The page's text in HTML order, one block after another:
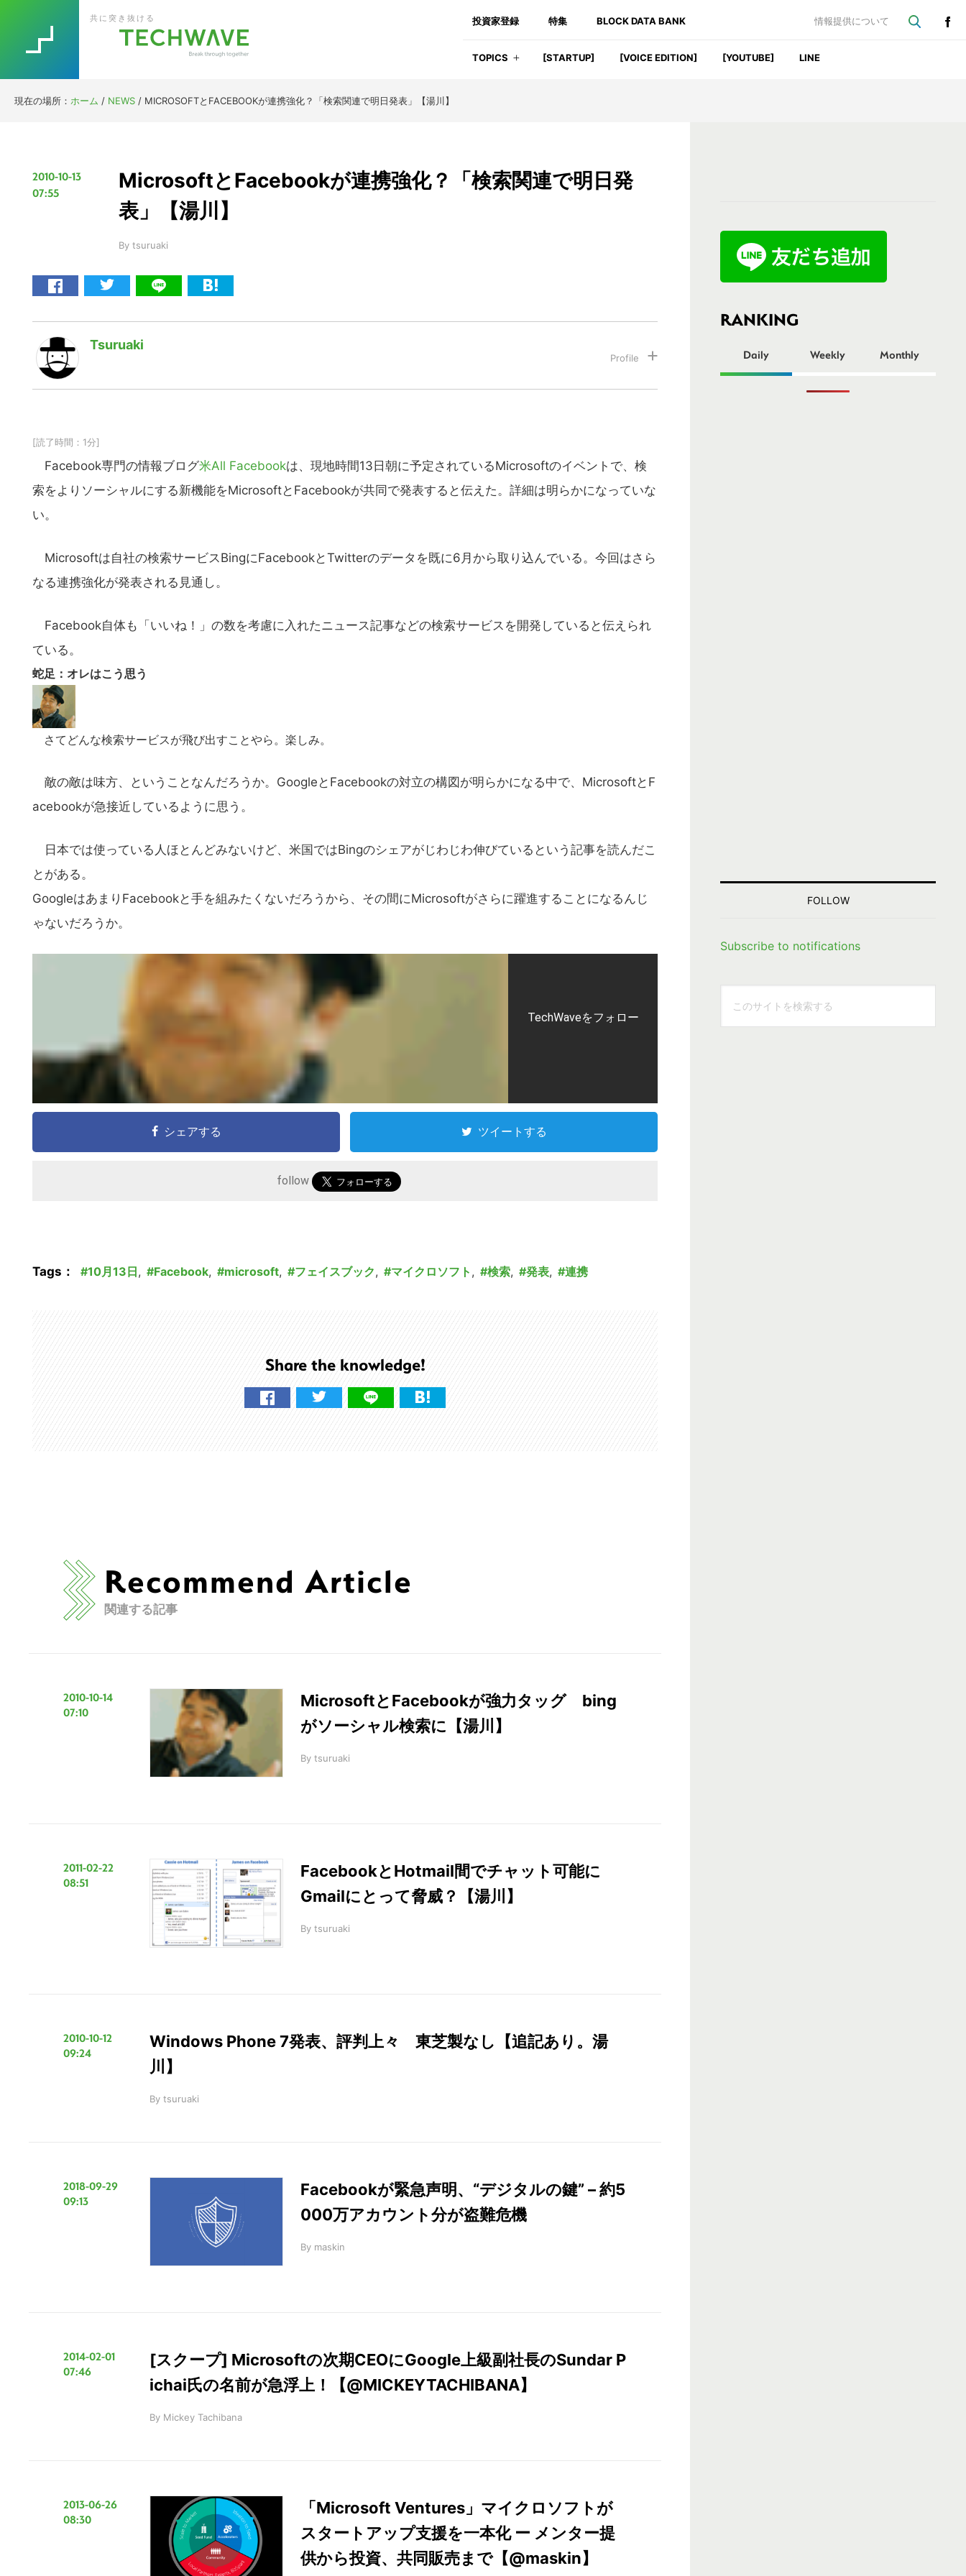
to
primary
to
main
to
primary
to
footer
投資家登録 特集 BLOCK DATA BANK 情報提供について
共に突き抜ける
TOPICS [STARTUP] [VOICE EDITION] [YOUTUBE] LINE
現在の場所： ホーム / NEWS / MICROSOFTとFACEBOOKが連携強化？「検索関連で明日発表」【湯川】
2010-10-13
07:55
MicrosoftとFacebookが連携強化？「検索関連で明日発
表」【湯川】
By tsuruaki
Tsuruaki
[読了時間：1分]
Facebook専門の情報ブログ米All Facebookは、現地時間13日朝に予定されているMicrosoftのイベントで、検
索をよりソーシャルにする新機能をMicrosoftとFacebookが共同で発表すると伝えた。詳細は明らかになっていな
い。
Microsoftは自社の検索サービスBingにFacebookとTwitterのデータを既に6月から取り込んでいる。今回はさら
なる連携強化が発表される見通し。
Facebook自体も「いいね！」の数を考慮に入れたニュース記事などの検索サービスを開発していると伝えられ
ている。
蛇足：オレはこう思う
さてどんな検索サービスが飛び出すことやら。楽しみ。
敵の敵は味方、ということなんだろうか。GoogleとFacebookの対立の構図が明らかになる中で、MicrosoftとF
acebookが急接近しているように思う。
日本では使っている人ほとんどみないけど、米国ではBingのシェアがじわじわ伸びているという記事を読んだこ
とがある。
GoogleはあまりFacebookと手を組みたくないだろうから、その間にMicrosoftがさらに躍進することになるんじ
ゃないだろうか。
TechWaveをフォロー
シェアする ツイートする
follow
Tags： 10月13日, Facebook, microsoft, フェイスブック, マイクロソフト , 検索, 発表, 連携
Share the knowledge!
Recommend Article
関連する記事
2010-10-14
07:10
MicrosoftとFacebookが強力タッグ bing
がソーシャル検索に【湯川】
By tsuruaki
2011-02-22
08:51
FacebookとHotmail間でチャット可能に
Gmailにとって脅威？【湯川】
By tsuruaki
2010-10-12
09:24
Windows Phone 7発表、評判上々 東芝製なし【追記あり。湯
川】
By tsuruaki
2018-09-29
09:13
Facebookが緊急声明、“デジタルの鍵” – 約5
000万アカウント分が盗難危機
By maskin
2014-02-01
07:46
[スクープ] Microsoftの次期CEOにGoogle上級副社長のSundar P
ichai氏の名前が急浮上！【@MICKEYTACHIBANA】
By Mickey Tachibana
2013-06-26
08:30
「Microsoft Ventures」マイクロソフトが
スタートアップ支援を一本化 ー メンター提
供から投資、共同販売まで【@maskin】
サ
イ
バ
RANKING
Daily Weekly Monthly
FOLLOW
Subscribe to notifications
こ
を
索
す